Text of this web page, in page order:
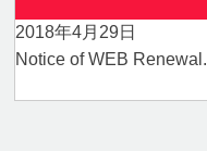
2018年4月29日
Notice of WEB Renewal.